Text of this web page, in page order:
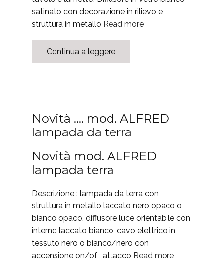
satinato con decorazione in rilievo e
struttura in metallo Read more
Continua a leggere
Novità …. mod. ALFRED
lampada da terra
Novità mod. ALFRED
lampada terra
Descrizione : lampada da terra con
struttura in metallo laccato nero opaco o
bianco opaco, diffusore luce orientabile con
interno laccato bianco, cavo elettrico in
tessuto nero o bianco/nero con
accensione on/of , attacco Read more